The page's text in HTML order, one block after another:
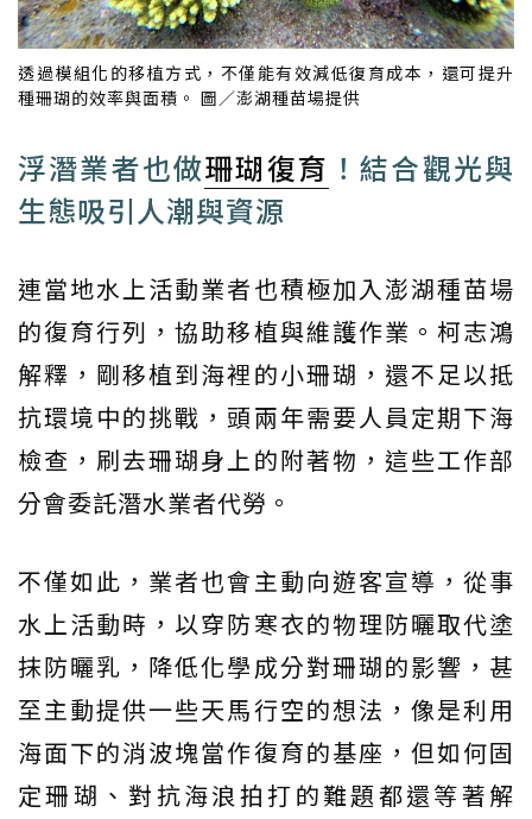
透過模組化的移植方式，不僅能有效減低復育成本，還可提升
種珊瑚的效率與面積。 圖／澎湖種苗場提供
浮潛業者也做珊瑚復育 ！結合觀光與
生態吸引人潮與資源
連當地水上活動業者也積極加入澎湖種苗場
的復育行列，協助移植與維護作業。柯志鴻
解釋，剛移植到海裡的小珊瑚，還不足以抵
抗環境中的挑戰，頭兩年需要人員定期下海
檢查，刷去珊瑚身上的附著物，這些工作部
分會委託潛水業者代勞。
不僅如此，業者也會主動向遊客宣導，從事
水上活動時，以穿防寒衣的物理防曬取代塗
抹防曬乳，降低化學成分對珊瑚的影響，甚
至主動提供一些天馬行空的想法，像是利用
海面下的消波塊當作復育的基座，但如何固
定珊瑚、對抗海浪拍打的難題都還等著解